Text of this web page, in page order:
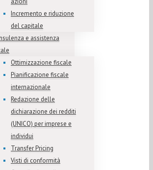
Incremento e riduzione
del capitale
e assistenza
Ottimizzazione fiscale
Pianificazione fiscale
internazionale
Redazione delle
dichiarazione dei redditi
(UNICO) per imprese e
individui
Transfer Pricing
Visti di conformità